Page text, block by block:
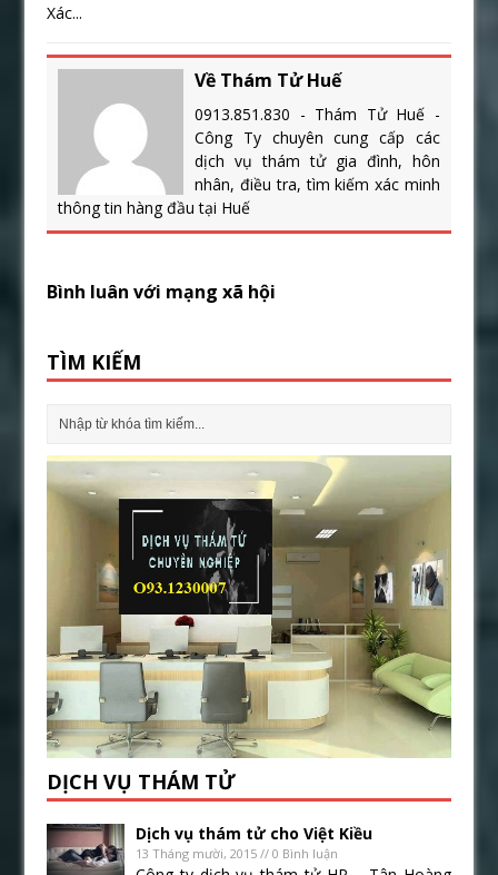
Xác...
Về Thám Tử Huế
0913.851.830 - Thám Tử Huế -
Công Ty chuyên cung cấp các
dịch vụ thám tử gia đình, hôn
nhân, điều tra, tìm kiếm xác minh
thông tin hàng đầu tại Huế
Bình luân với mạng xã hội
TÌM KIẾM
DỊCH VỤ THÁM TỬ
Dịch vụ thám tử cho Việt Kiều
13 Tháng mười, 2015 // 0 Bình luận